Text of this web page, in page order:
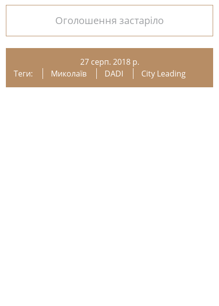
Оголошення застаріло
27 серп. 2018 р.
Теги:
Миколаїв DADI City Leading